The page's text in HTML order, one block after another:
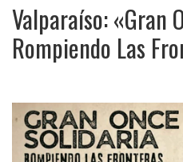
Valparaíso: «Gran
Rompiendo Las